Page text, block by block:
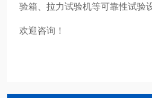
验箱、拉力试验机等可靠性试验
欢迎咨询！